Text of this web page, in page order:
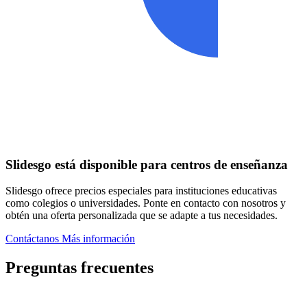
Slidesgo está disponible para centros de enseñanza
Slidesgo ofrece precios especiales para instituciones educativas
como colegios o universidades. Ponte en contacto con nosotros y
obtén una oferta personalizada que se adapte a tus necesidades.
Contáctanos Más información
Preguntas frecuentes